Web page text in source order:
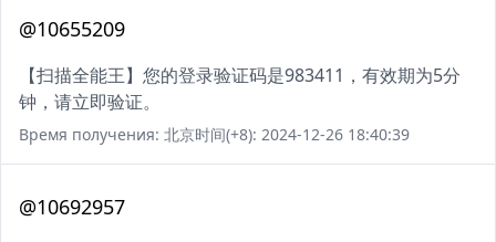
@10655209
【扫描全能王】您的登录验证码是983411，有效期为5分
钟，请立即验证。
Время получения: 北京时间(+8): 2024-12-26 18:40:39
@10692957